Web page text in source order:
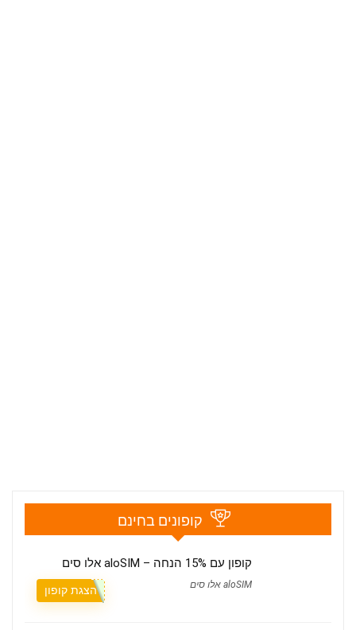
קופונים בחינם
קופון עם 15% הנחה – aloSIM אלו סים
aloSIM אלו סים הצגת קופון